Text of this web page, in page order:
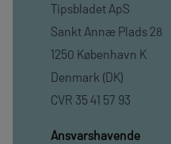
Tipsbladet ApS
Sankt Annæ Plads 28
1250 København K
Denmark (DK)
CVR 35 41 57 93
Ansvarshavende